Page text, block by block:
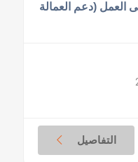
العمل (دعم العمالة
التفاصيل